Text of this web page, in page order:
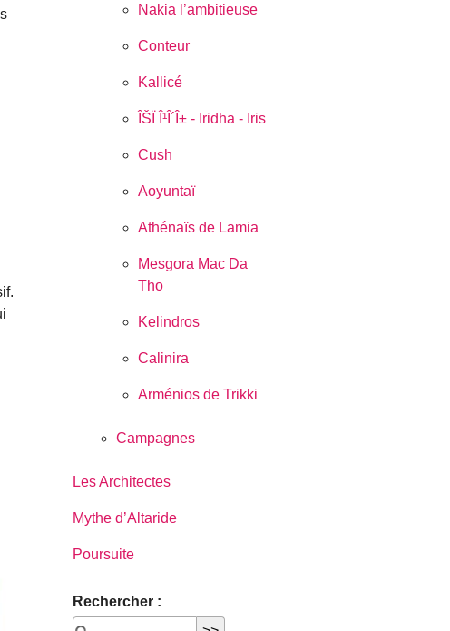
Nakia l’ambitieuse
Conteur
Kallicé
ÎŠÏ Î¹Î´Î± - Iridha - Iris
Cush
Aoyuntaï
Athénaïs de Lamia
Mesgora Mac Da
Tho
Kelindros
Calinira
Arménios de Trikki
Campagnes
Les Architectes
Mythe d’Altaride
Poursuite
Rechercher :